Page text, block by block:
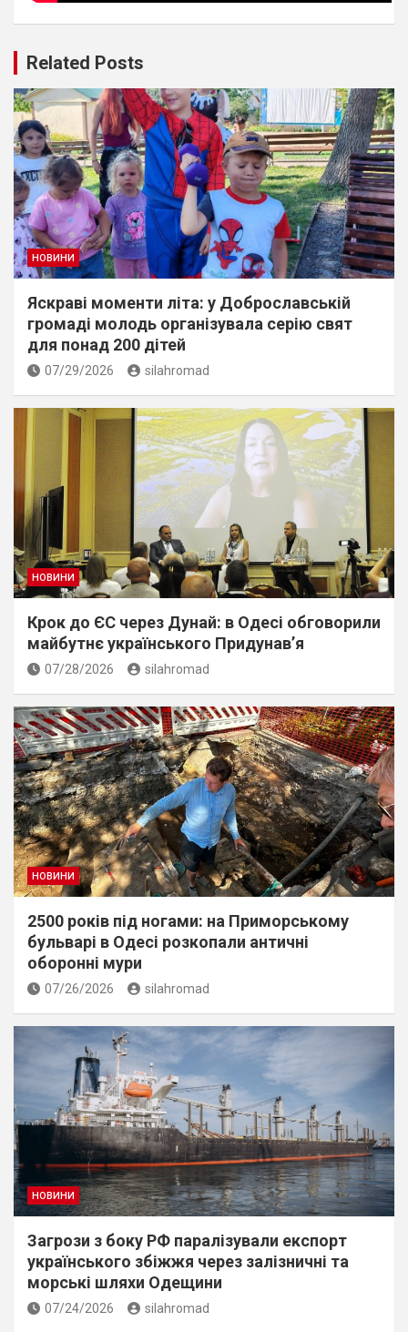
Related Posts
НОВИНИ
Яскраві моменти літа: у Доброславській
громаді молодь організувала серію свят
для понад 200 дітей
07/29/2026 silahromad
НОВИНИ
Крок до ЄС через Дунай: в Одесі обговорили
майбутнє українського Придунав’я
07/28/2026 silahromad
НОВИНИ
2500 років під ногами: на Приморському
бульварі в Одесі розкопали античні
оборонні мури
07/26/2026 silahromad
НОВИНИ
Загрози з боку РФ паралізували експорт
українського збіжжя через залізничні та
морські шляхи Одещини
07/24/2026 silahromad